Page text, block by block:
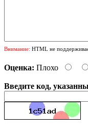
Внимание: HTML не
Оценка: Плохо
Введите код,